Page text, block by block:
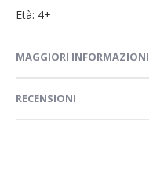
Età: 4+
MAGGIORI INFORMAZIONI
RECENSIONI